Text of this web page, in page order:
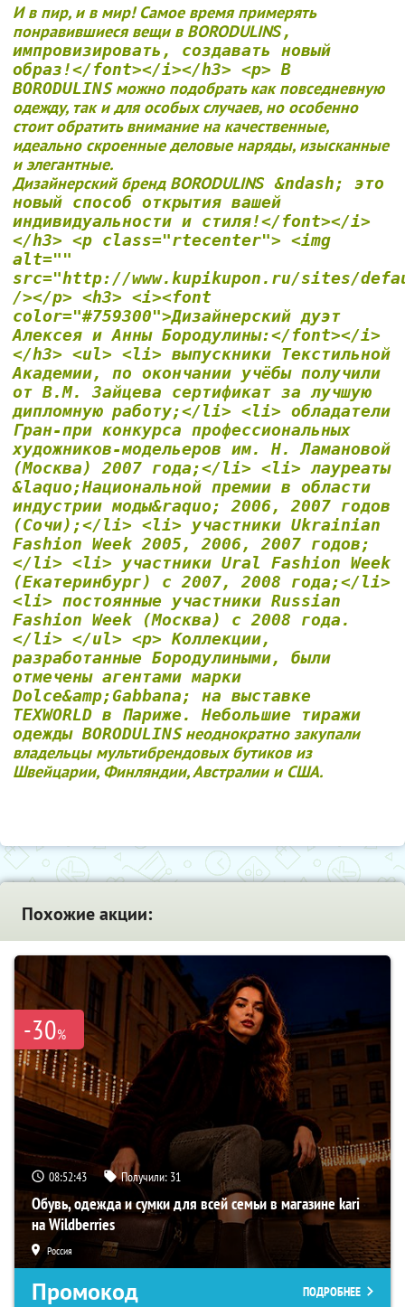
И в пир, и в мир! Самое время примерять
понравившиеся вещи в BORODULINS,
импровизировать, создавать новый
образ!</font></i></h3> <p> В
BORODULINS можно подобрать как повседневную
одежду, так и для особых случаев, но особенно
стоит обратить внимание на качественные,
идеально скроенные деловые наряды, изысканные
и элегантные.
Дизайнерский бренд BORODULINS &ndash; это
новый способ открытия вашей
индивидуальности и стиля!</font></i>
</h3> <p class="rtecenter"> <img
alt=""
src="http://www.kupikupon.ru/sites/
/></p> <h3> <i><font
color="#759300">Дизайнерский дуэт
Алексея и Анны Бородулины:</font></i>
</h3> <ul> <li> выпускники Текстильной
Академии, по окончании учёбы получили
от В.М. Зайцева сертификат за лучшую
дипломную работу;</li> <li> обладатели
Гран-при конкурса профессиональных
художников-модельеров им. Н. Ламановой
(Москва) 2007 года;</li> <li> лауреаты
&laquo;Национальной премии в области
индустрии моды&raquo; 2006, 2007 годов
(Сочи);</li> <li> участники Ukrainian
Fashion Week 2005, 2006, 2007 годов;
</li> <li> участники Ural Fashion Week
(Екатеринбург) с 2007, 2008 года;</li>
<li> постоянные участники Russian
Fashion Week (Москва) с 2008 года.
</li> </ul> <p> Коллекции,
разработанные Бородулиными, были
отмечены агентами марки
Dolce&amp;Gabbana; на выставке
TEXWORLD в Париже. Небольшие тиражи
одежды BORODULINS неоднократно закупали
владельцы мультибрендовых бутиков из
Швейцарии, Финляндии, Австралии и США.
Похожие акции:
-30%
08:52:41 Получили: 31
Обувь, одежда и сумки для всей семьи в магазине kari
на Wildberries
Россия
Промокод ПОДРОБНЕЕ